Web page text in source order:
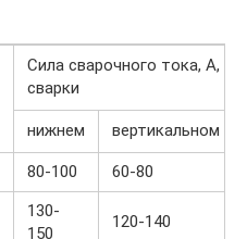
Сила сварочного тока, А,
сварки
нижнем вертикальном
80-100 60-80
130-
150
120-140